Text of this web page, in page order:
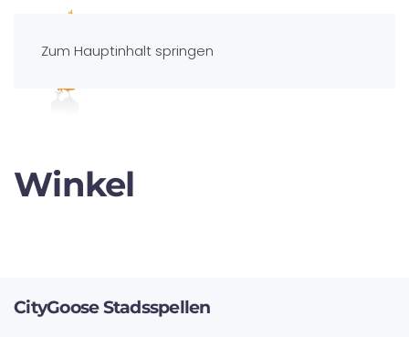
Zum Hauptinhalt springen
Winkel
CityGoose Stadsspellen